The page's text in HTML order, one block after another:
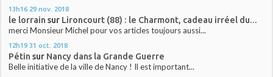
13h16 29 nov. 2018
le lorrain sur Lironcourt (88) : le Charmont, cadeau irréel du...
merci Monsieur Michel pour vos articles toujours aussi...
12h19 31 oct. 2018
Pétin sur Nancy dans la Grande Guerre
Belle initiative de la ville de Nancy ! Il est important...